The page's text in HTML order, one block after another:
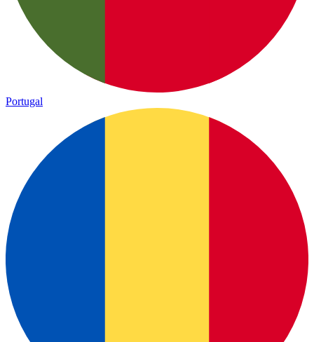
Portugal